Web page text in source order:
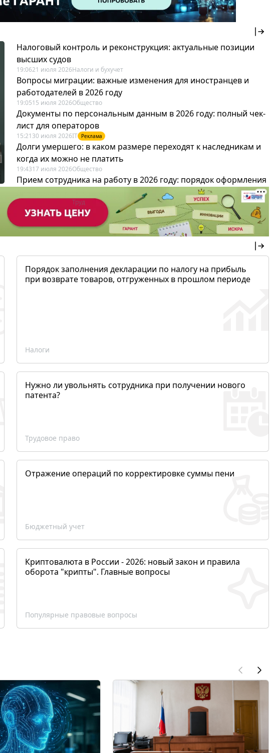
Налоговый контроль и реконструкция: актуальные позиции
высших судов
19:0621 июля 2026Налоги и бухучет
Вопросы миграции: важные изменения для иностранцев и
работодателей в 2026 году
19:0515 июля 2026Общество
Документы по персональным данным в 2026 году: полный чек-
лист для операторов
15:21 30 июля 2026IT Реклама
Долги умершего: в каком размере переходят к наследникам и
когда их можно не платить
19:4317 июля 2026Общество
Прием сотрудника на работу в 2026 году: порядок оформления
12:28 Труд Реклама
Порядок заполнения декларации по налогу на прибыль
при возврате товаров, отгруженных в прошлом периоде
Налоги
Нужно ли увольнять сотрудника при получении нового
патента?
Трудовое право
Отражение операций по корректировке суммы пени
Бюджетный учет
Криптовалюта в России - 2026: новый закон и правила
оборота "крипты". Главные вопросы
Популярные правовые вопросы